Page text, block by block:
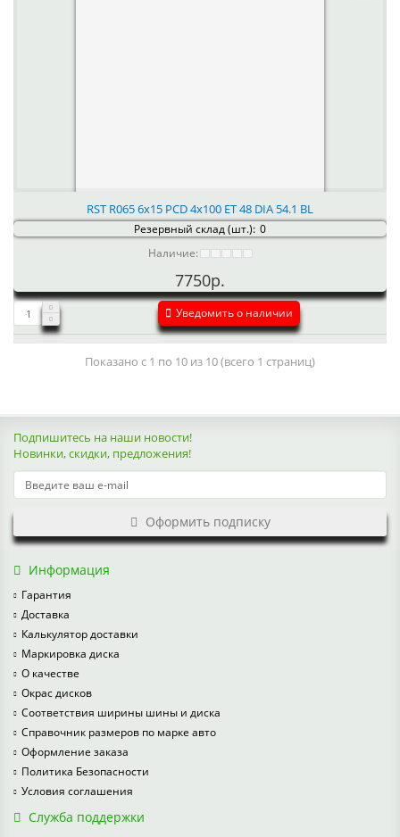
RST R065 6x15 PCD 4x100 ET 48 DIA 54.1 BL
Резервный склад (шт.): 0
Наличие:
7750р.
Уведомить о наличии
Показано с 1 по 10 из 10 (всего 1 страниц)
Подпишитесь на наши новости!
Новинки, скидки, предложения!
Оформить подписку
Информация
Гарантия
Доставка
Калькулятор доставки
Маркировка диска
О качестве
Окрас дисков
Соответствия ширины шины и диска
Справочник размеров по марке авто
Оформление заказа
Политика Безопасности
Условия соглашения
Служба поддержки